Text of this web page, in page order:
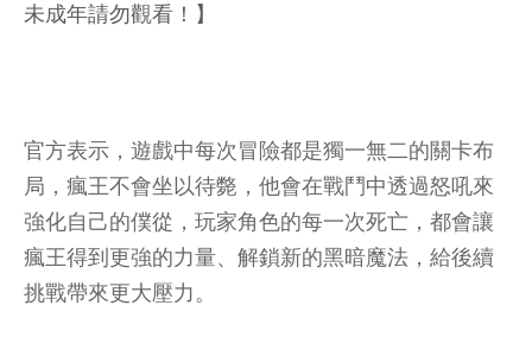
未成年請勿觀看！】
官方表示，遊戲中每次冒險都是獨一無二的關卡布
局，瘋王不會坐以待斃，他會在戰鬥中透過怒吼來
強化自己的僕從，玩家角色的每一次死亡，都會讓
瘋王得到更強的力量、解鎖新的黑暗魔法，給後續
挑戰帶來更大壓力。